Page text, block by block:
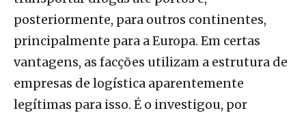
posteriormente, para outros continentes,
principalmente para a Europa. Em certas
vantagens, as facções utilizam a estrutura de
empresas de logística aparentemente
legítimas para isso. É o investigou, por